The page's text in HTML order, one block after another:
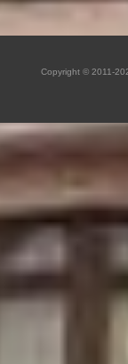
Copyright © 2011-